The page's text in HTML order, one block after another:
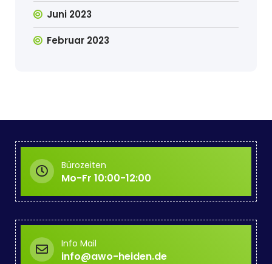
Juni 2023
Februar 2023
Bürozeiten
Mo-Fr 10:00-12:00
Info Mail
info@awo-heiden.de